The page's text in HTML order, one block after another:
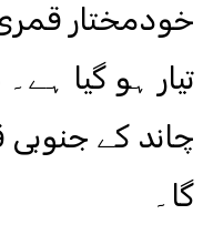
خودمختار
تیار ہو گیا
چاند کے
گا۔